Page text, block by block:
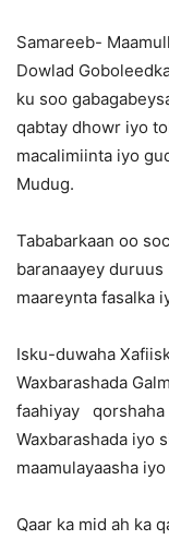
Samareeb-
Dowlad
ku soo
qabtay dhowr iyo
macalimiinta iyo
Mudug.
Tababarkaan oo
baranaayey
maareynta fasalka
Isku-duwaha
Waxbarashada
faahiyay qorshaha
Waxbarashada iyo
maamulayaasha
Qaar ka mid ah ka